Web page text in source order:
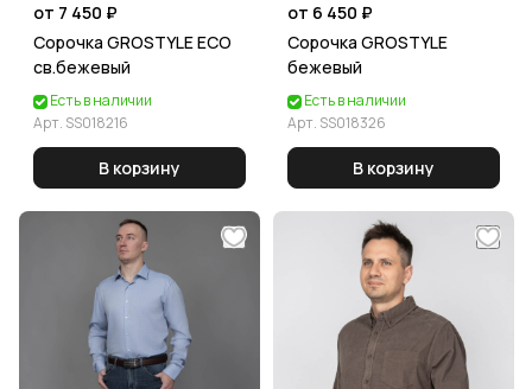
от 7 450 ₽
Сорочка GROSTYLE ECO
св.бежевый
Есть в наличии
Арт. SS018216
В корзину
от 6 450 ₽
Сорочка GROSTYLE
бежевый
Есть в наличии
Арт. SS018326
В корзину